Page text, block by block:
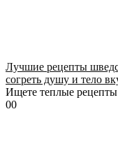
Лучшие рецепты
согреть душу и тело
Ищете теплые
00